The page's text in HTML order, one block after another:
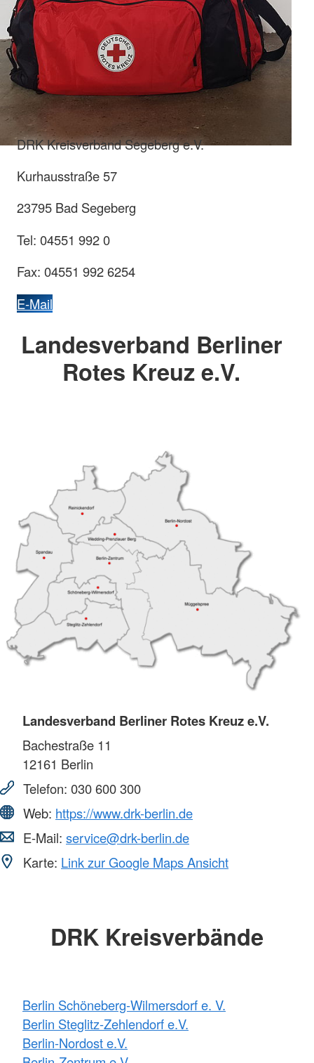
DRK Kreisverband Segeberg e.V.
Kurhausstraße 57
23795 Bad Segeberg
Tel: 04551 992 0
Fax: 04551 992 6254
E-Mail
Landesverband Berliner
Rotes Kreuz e.V.
Landesverband Berliner Rotes Kreuz e.V.
Bachestraße 11
12161 Berlin
Telefon: 030 600 300
Web: https://www.drk-berlin.de
E-Mail: service@drk-berlin.de
Karte: Link zur Google Maps Ansicht
DRK Kreisverbände
Berlin Schöneberg-Wilmersdorf e. V.
Berlin Steglitz-Zehlendorf e.V.
Berlin-Nordost e.V.